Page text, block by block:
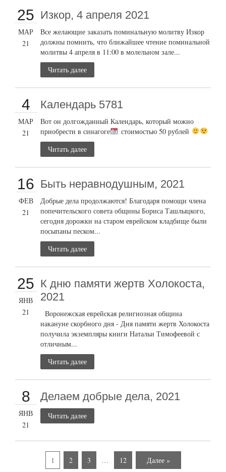
25
МАР
21
Изкор, 4 апреля 2021
Все желающие заказать поминальную молитву Изкор
должны помнить, что ближайшее чтение поминальной
молитвы 4 апреля в 11:00 в молельном зале...
Читать далее
4
МАР
21
Календарь 5781
Вот он долгожданный Календарь, который можно
приобрести в синагоге
стоимостью 50 рублей
Читать далее
16
ФЕВ
21
Быть неравнодушным, 2021
Добрые дела продолжаются! Благодаря помощи члена
попечительского совета общины Бориса Ташлыцкого,
сегодня дорожки на старом еврейском кладбище были
посыпаны песком...
Читать далее
25
ЯНВ
21
К дню памяти жертв Холокоста,
2021
Воронежская еврейская религиозная община
накануне скорбного дня - Дня памяти жертв Холокоста
получила экземпляры книги Натальи Тимофеевой с
отличным...
Читать далее
8
ЯНВ
21
Делаем добрые дела, 2021
Читать далее
1 2 3 … 12 Далее »